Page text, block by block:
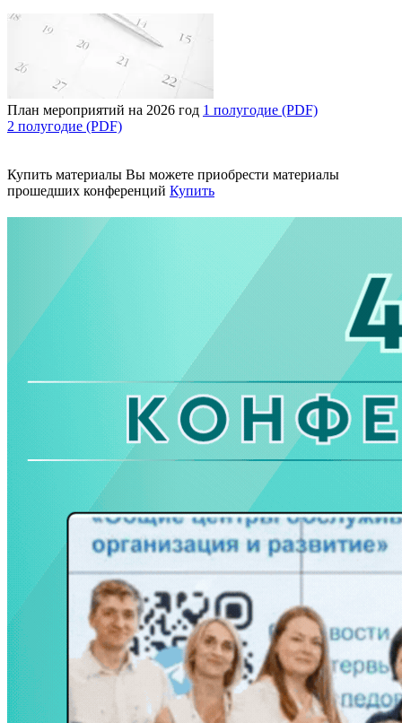
План мероприятий на 2026 год 1 полугодие (PDF)
2 полугодие (PDF)
Купить материалы Вы можете приобрести материалы
прошедших конференций Купить